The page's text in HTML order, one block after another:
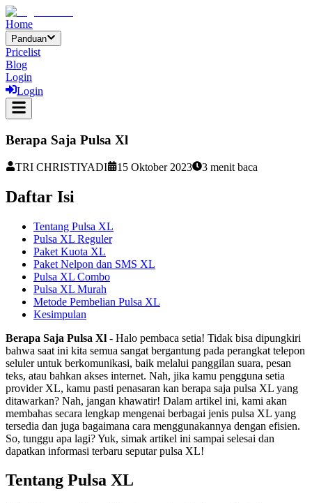
Home
Panduan
Pricelist
Blog
Login
Login
Berapa Saja Pulsa Xl
TRI CHRISTIYADI 15 Oktober 2023 3 menit baca
Daftar Isi
Tentang Pulsa XL
Pulsa XL Reguler
Paket Kuota XL
Paket Nelpon dan SMS XL
Pulsa XL Combo
Pulsa XL Murah
Metode Pembelian Pulsa XL
Kesimpulan
Berapa Saja Pulsa Xl - Halo pembaca setia! Tidak bisa dipungkiri
bahwa saat ini kita semua sangat bergantung pada perangkat telepon
seluler untuk berkomunikasi, baik melalui panggilan suara, pesan
teks, atau bahkan akses internet. Nah, jika kamu pengguna setia
provider XL, kamu pasti penasaran kan berapa saja pulsa XL yang
ditawarkan? Nah, jangan khawatir! Dalam artikel ini, kami akan
membahas secara lengkap mengenai berbagai jenis pulsa XL yang
tersedia dan juga bagaimana cara menggunakannya dengan efisien.
So, tunggu apa lagi? Yuk, simak artikel ini sampai selesai dan
dapatkan informasi terbaru seputar pulsa XL!
Tentang Pulsa XL